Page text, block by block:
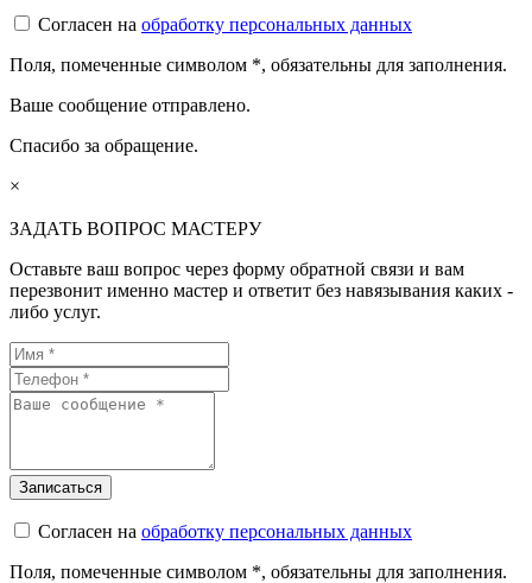
Согласен на обработку персональных данных
Поля, помеченные символом *, обязательны для заполнения.
Ваше сообщение отправлено.
Спасибо за обращение.
×
ЗАДАТЬ ВОПРОС МАСТЕРУ
Оставьте ваш вопрос через форму обратной связи и вам
перезвонит именно мастер и ответит без навязывания каких -
либо услуг.
Согласен на обработку персональных данных
Поля, помеченные символом *, обязательны для заполнения.